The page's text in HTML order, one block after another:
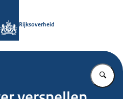
Rijksoverheid